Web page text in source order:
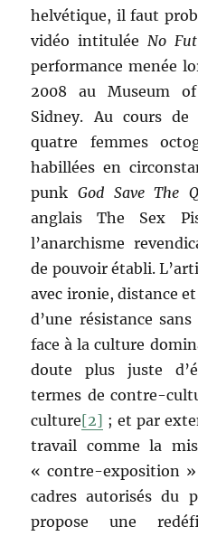
helvétique, il faut
vidéo intitulée No
performance menée
2008 au Museum
Sidney. Au cours
quatre femmes
habillées en
punkGod Save The
anglais The Sex
l’anarchisme
de pouvoir établi.
avec ironie, distance
d’une résistance
face à la culture
doute plus juste
termes de contre-
culture[2] ; et par
travail comme la
« contre-exposition
cadres autorisés du
propose une